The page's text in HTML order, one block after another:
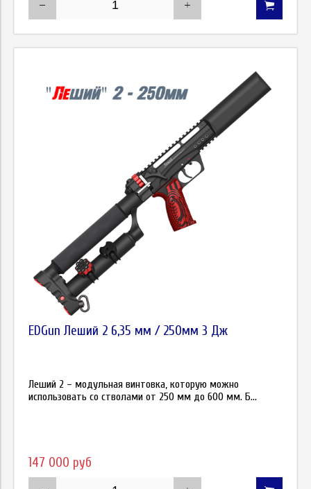
EDGun Леший 2 6,35 мм / 250мм 3 Дж
Леший 2 – модульная винтовка, которую можно
использовать со стволами от 250 мм до 600 мм. Б...
147 000 руб